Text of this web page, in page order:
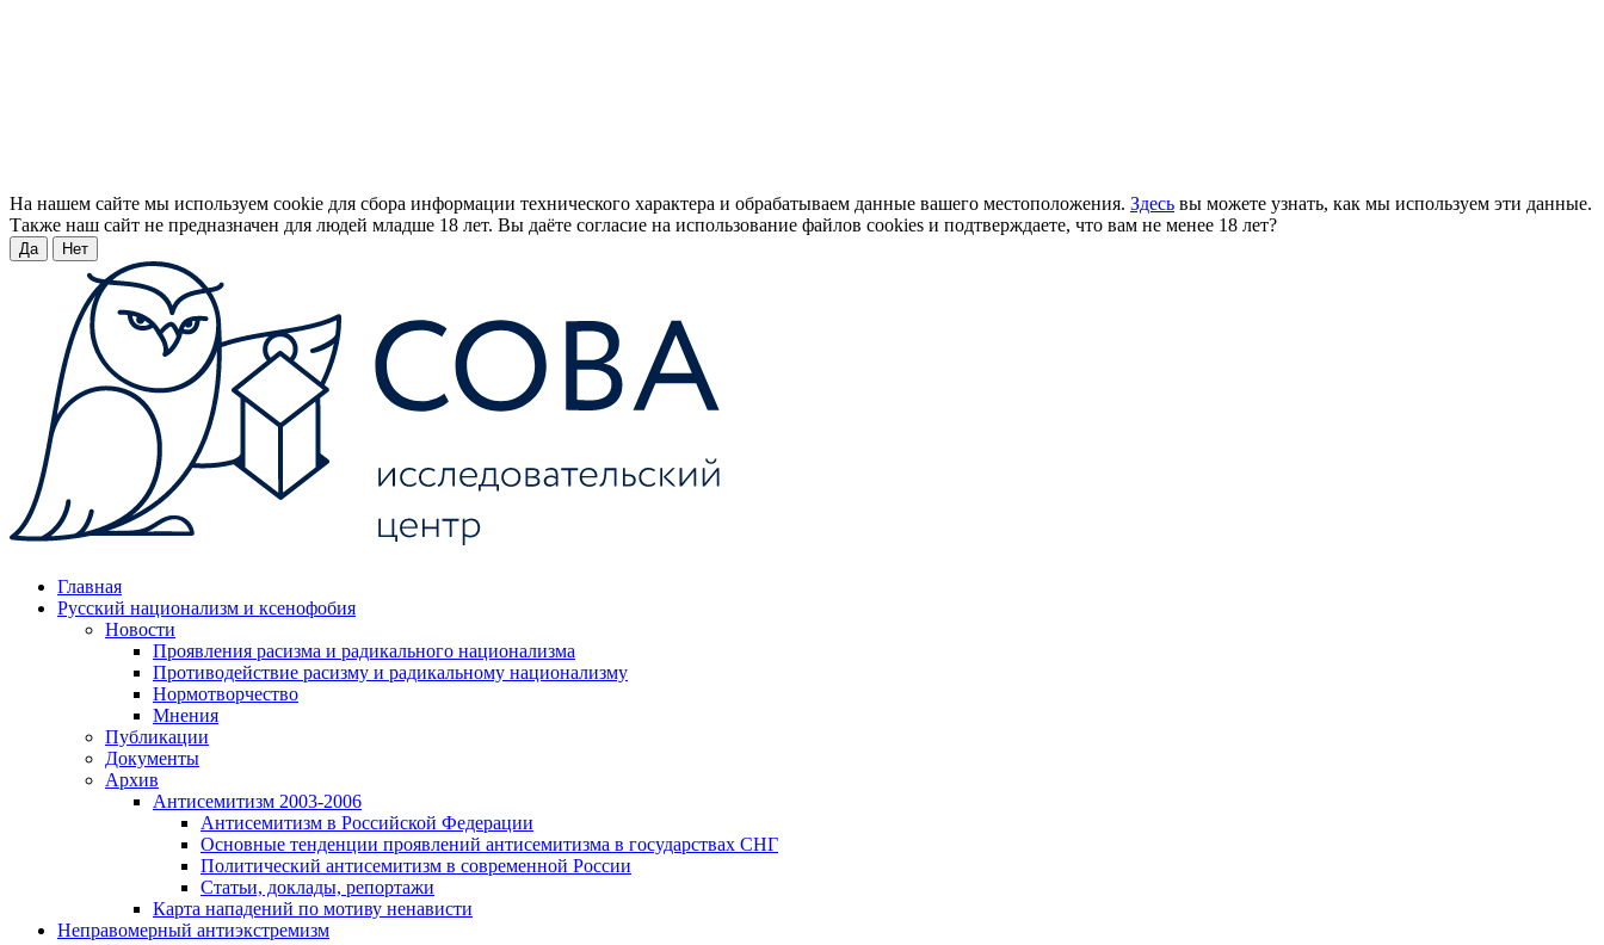
На нашем сайте мы используем cookie для сбора информации технического характера и обрабатываем данные вашего местоположения. Здесь вы можете узнать, как мы используем эти данные.
Также наш сайт не предназначен для людей младше 18 лет. Вы даёте согласие на использование файлов cookies и подтверждаете, что вам не менее 18 лет?
Да Нет
Главная
Русский национализм и ксенофобия
Новости
Проявления расизма и радикального национализма
Противодействие расизму и радикальному национализму
Нормотворчество
Мнения
Публикации
Документы
Архив
Антисемитизм 2003-2006
Антисемитизм в Российской Федерации
Основные тенденции проявлений антисемитизма в государствах СНГ
Политический антисемитизм в современной России
Статьи, доклады, репортажи
Карта нападений по мотиву ненависти
Неправомерный антиэкстремизм